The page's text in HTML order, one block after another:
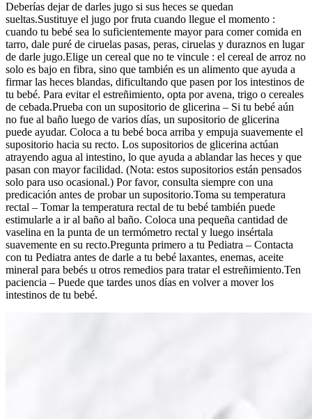
Deberías dejar de darles jugo si sus heces se quedan
sueltas.Sustituye el jugo por fruta cuando llegue el momento :
cuando tu bebé sea lo suficientemente mayor para comer comida en
tarro, dale puré de ciruelas pasas, peras, ciruelas y duraznos en lugar
de darle jugo.Elige un cereal que no te vincule : el cereal de arroz no
solo es bajo en fibra, sino que también es un alimento que ayuda a
firmar las heces blandas, dificultando que pasen por los intestinos de
tu bebé. Para evitar el estreñimiento, opta por avena, trigo o cereales
de cebada.Prueba con un supositorio de glicerina – Si tu bebé aún
no fue al baño luego de varios días, un supositorio de glicerina
puede ayudar. Coloca a tu bebé boca arriba y empuja suavemente el
supositorio hacia su recto. Los supositorios de glicerina actúan
atrayendo agua al intestino, lo que ayuda a ablandar las heces y que
pasan con mayor facilidad. (Nota: estos supositorios están pensados
solo para uso ocasional.) Por favor, consulta siempre con una
predicación antes de probar un supositorio.Toma su temperatura
rectal – Tomar la temperatura rectal de tu bebé también puede
estimularle a ir al baño al baño. Coloca una pequeña cantidad de
vaselina en la punta de un termómetro rectal y luego insértala
suavemente en su recto.Pregunta primero a tu Pediatra – Contacta
con tu Pediatra antes de darle a tu bebé laxantes, enemas, aceite
mineral para bebés u otros remedios para tratar el estreñimiento.Ten
paciencia – Puede que tardes unos días en volver a mover los
intestinos de tu bebé.